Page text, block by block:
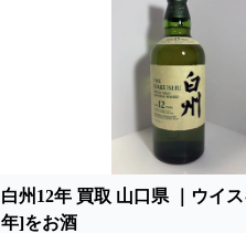
白州12年 買取 山口県 ｜ウイ
年]をお酒